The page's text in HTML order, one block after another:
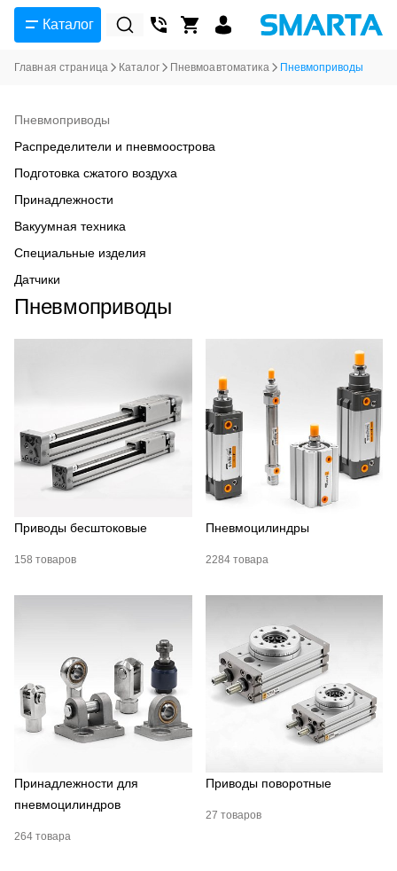
Каталог
Главная страница Каталог Пневмоавтоматика Пневмоприводы
Пневмоприводы
Распределители и пневмоострова
Подготовка сжатого воздуха
Принадлежности
Вакуумная техника
Специальные изделия
Датчики
Пневмоприводы
Приводы бесштоковые
158 товаров
Пневмоцилиндры
2284 товара
Принадлежности для
пневмоцилиндров
264 товара
Приводы поворотные
27 товаров